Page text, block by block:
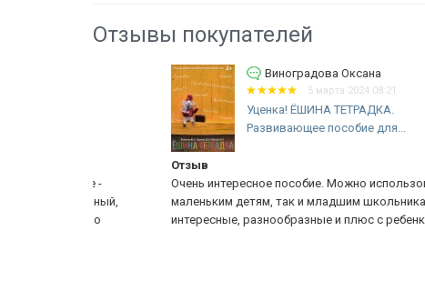
Отзывы покупателей
Виноградова Оксана
5 марта 2024 08:21
Уценка! ЁШИНА ТЕТРАДКА.
Развивающее пособие для...
Очень интересное пособие. Можно использовать как
маленьким детям, так и младшим школьникам. Задания
интересные, разнообразные и плюс с ребенком...Еще